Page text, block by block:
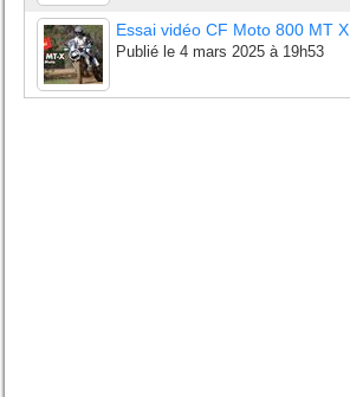
Essai vidéo CF Moto 800 MT X
Publié le 4 mars 2025 à 19h53